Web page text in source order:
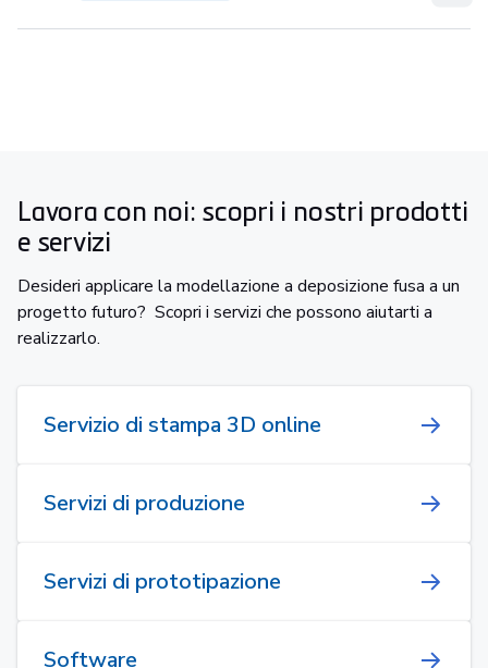
Lavora con noi: scopri i nostri prodotti
e servizi
Desideri applicare la modellazione a deposizione fusa a un
progetto futuro? Scopri i servizi che possono aiutarti a
realizzarlo.
Servizio di stampa 3D online
Servizi di produzione
Servizi di prototipazione
Software